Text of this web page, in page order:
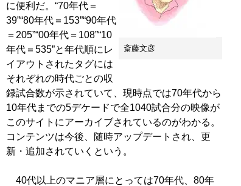
斎藤文彦
に便利だ。“70年代＝
39”“80年代＝153”“90年代
＝205”“00年代＝108”“10
年代＝535”と年代順にレ
イアウトされたタグには
それぞれの時代ごとの収
録試合数が示されていて、現時点では70年代から
10年代までの5デケードで全1040試合分の映像が
このサイトにアーカイブされているのがわかる。
コンテンツは今後、随時アップデートされ、更
新・追加されていくという。
40代以上のマニア層にとっては70年代、80年